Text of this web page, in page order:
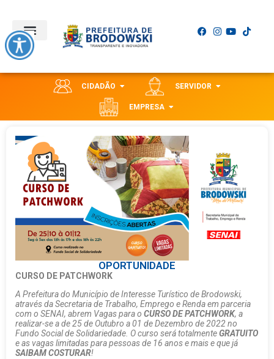
CIDADÃO SERVIDOR
EMPRESA
OPORTUNIDADE
CURSO DE PATCHWORK
A Prefeitura do Município de Interesse Turístico de Brodowski,
através da Secretaria de Trabalho, Emprego e Renda em parceria
com o SENAI, abrem Vagas para o CURSO DE PATCHWORK, a
realizar-se a de 25 de Outubro a 01 de Dezembro de 2022 no
Fundo Social de Solidariedade. O curso será totalmenteGRATUITO
e as vagas limitadas para pessoas de 16 anos e mais e que já
SAIBAM COSTURAR!